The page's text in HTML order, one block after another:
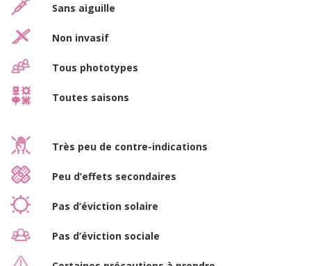
Sans aiguille
Non invasif
Tous phototypes
Toutes saisons
Très peu de contre-indications
Peu d’effets secondaires
Pas d’éviction solaire
Pas d’éviction sociale